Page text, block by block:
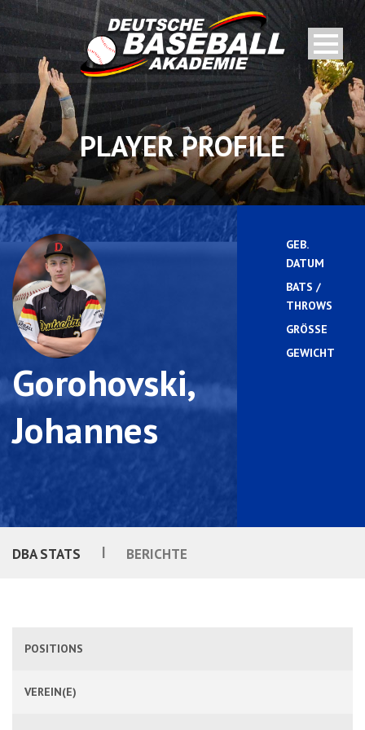
PLAYER PROFILE
Gorohovski,
Johannes
GEB.
DATUM
BATS /
THROWS
GRÖSSE
GEWICHT
DBA STATS | BERICHTE
POSITIONS
VEREIN(E)